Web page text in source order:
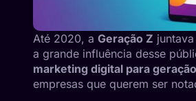
Até 2020, a Geração Z
a grande influência desse
marketing digital para
empresas que querem ser